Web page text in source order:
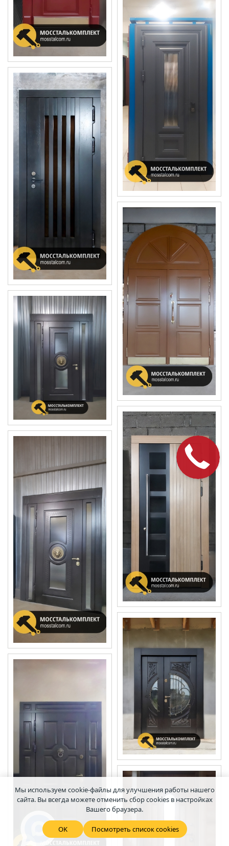
Мы используем cookie-файлы для улучшения работы нашего
сайта. Вы всегда можете отменить сбор cookies в настройках
Вашего браузера.
OK Посмотреть список cookies